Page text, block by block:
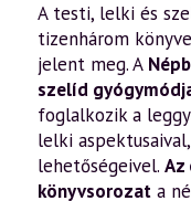
A testi, lelki és
tizenhárom
jelent meg. A
szelíd
foglalkozik a
lelki
lehetőségeivel. Az
könyvsorozat a